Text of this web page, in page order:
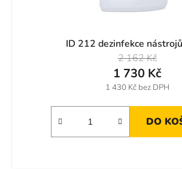
ID 212 dezinfekce
1 430 Kč bez DPH
1 730 Kč
2 162 Kč
DO